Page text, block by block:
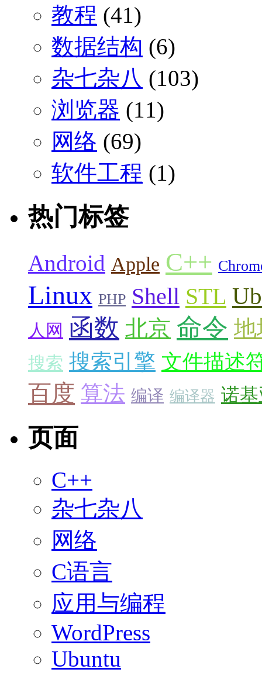
教程 (41)
数据结构 (6)
杂七杂八 (103)
浏览器 (11)
网络 (69)
软件工程 (1)
热门标签
Android Apple C++
Linux PHP Shell STL
人网 函数 北京 命令 地
搜索 搜索引擎 文件描述
百度 算法 编译 编译器 诺
页面
C++
杂七杂八
网络
C语言
应用与编程
WordPress
Ubuntu